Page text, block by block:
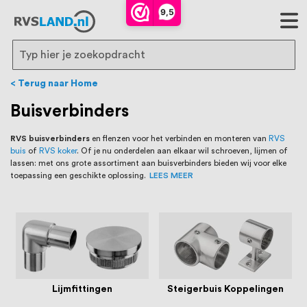
9,5
RVS Land is een écht familiebedrijf met
bijna 20 jaar ervaring in RVS producten
voor binnen- en buitenhuis, waaronder
trapleuningen, deurbeslag,
ventilatieroosters en bouwbeslag. In onze
webshop vind je het grootste assortiment
van Nederland en België, met meer dan
100.000 hoogwaardige RVS artikelen
tevens een eigen werkplaats waar we
RVS op maat produceren, geheel volgens
jouw specifieke wensen. Al sinds onze
Search
Terug naar Home
Buisverbinders
RVS buisverbinders en flenzen voor het verbinden en monteren van RVS
buis of RVS koker. Of je nu onderdelen aan elkaar wil schroeven, lijmen of
lassen: met ons grote assortiment aan buisverbinders bieden wij voor elke
toepassing een geschikte oplossing.
LEES MEER
Lijmfittingen Steigerbuis Koppelingen